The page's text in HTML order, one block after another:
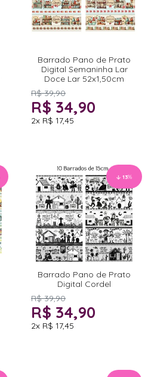
Barrado Pano de Prato
Digital Semaninha Lar
Doce Lar 52x1,50cm
R$ 39,90
R$ 34,90
2x R$ 17,45
13%
Barrado Pano de Prato
Digital Cordel
R$ 39,90
R$ 34,90
2x R$ 17,45